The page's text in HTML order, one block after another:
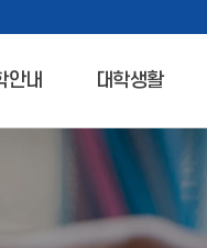
안내 대학생활